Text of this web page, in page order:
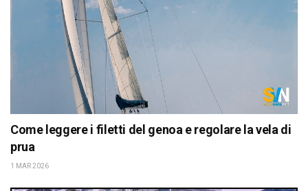
Come leggere i filetti del genoa e regolare la vela di
prua
1 MAR 2026